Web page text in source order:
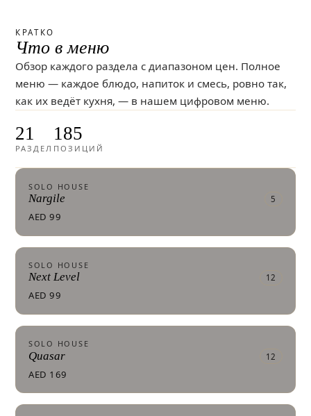
КРАТКО
Что в меню
Обзор каждого раздела с диапазоном цен. Полное
меню — каждое блюдо, напиток и смесь, ровно так,
как их ведёт кухня, — в нашем цифровом меню.
РАЗДЕЛ
21
ПОЗИЦИЙ
185
SOLO HOUSE
Nargile 5
AED 99
SOLO HOUSE
Next Level 12
AED 99
SOLO HOUSE
Quasar 12
AED 169